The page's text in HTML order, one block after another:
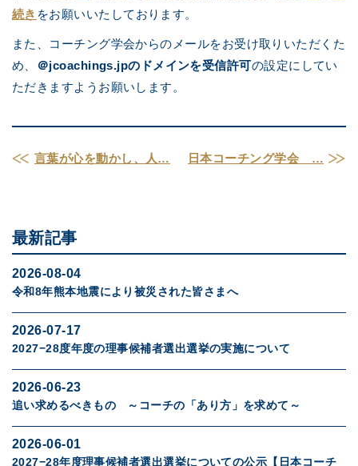
続き をお願いいたしております。
また、コーチング学会からのメールをお受け取りいただくた
め、
＠jcoachings.jpのドメインを受信許可の設定にしてい
ただきますようお願いします。
言葉が心を動かし、人… 日本コーチング学会 …
最新記事
2026-08-04
令和8年熊本地震により被災された皆さまへ
2026-07-17
2027−28度年度の理事候補者選出選挙の実施について
2026-06-23
追い求めるべきもの ～コーチの「あり方」を求めて～
2026-06-01
2027−28年度理事候補者選出選挙についての公示【日本コーチ